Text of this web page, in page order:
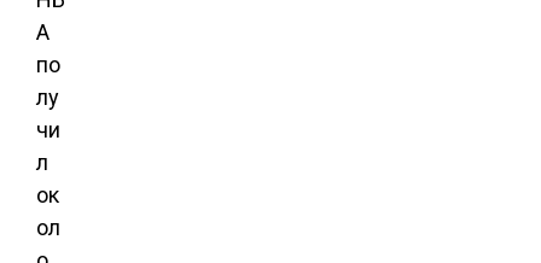
А
по
лу
чи
л
ок
ол